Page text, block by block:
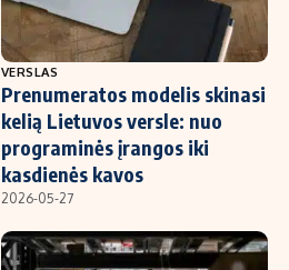
VERSLAS
Prenumeratos modelis skinasi
kelią Lietuvos versle: nuo
programinės įrangos iki
kasdienės kavos
2026-05-27